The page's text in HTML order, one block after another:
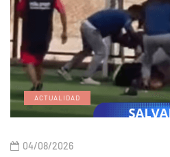
ACTUALIDAD
04/08/2026